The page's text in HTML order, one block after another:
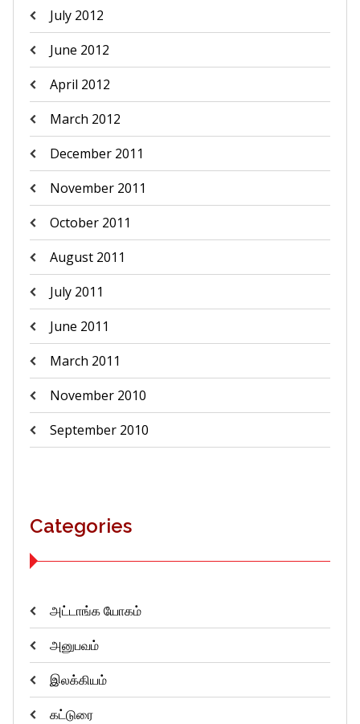
July 2012
June 2012
April 2012
March 2012
December 2011
November 2011
October 2011
August 2011
July 2011
June 2011
March 2011
November 2010
September 2010
Categories
அட்டாங்க யோகம்
அனுபவம்
இலக்கியம்
கட்டுரை